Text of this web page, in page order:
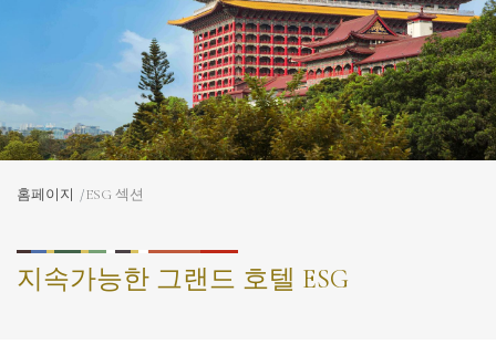
홈페이지 ESG 섹션
지속가능한 그랜드 호텔 ESG